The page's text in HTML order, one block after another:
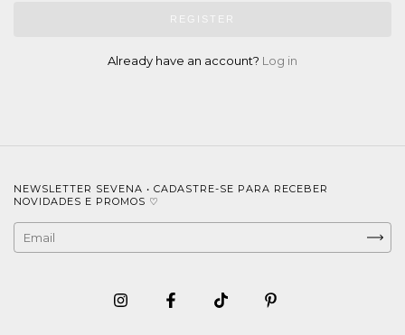
REGISTER
Already have an account? Log in
NEWSLETTER SEVENA • CADASTRE-SE PARA RECEBER
NOVIDADES E PROMOS ♡